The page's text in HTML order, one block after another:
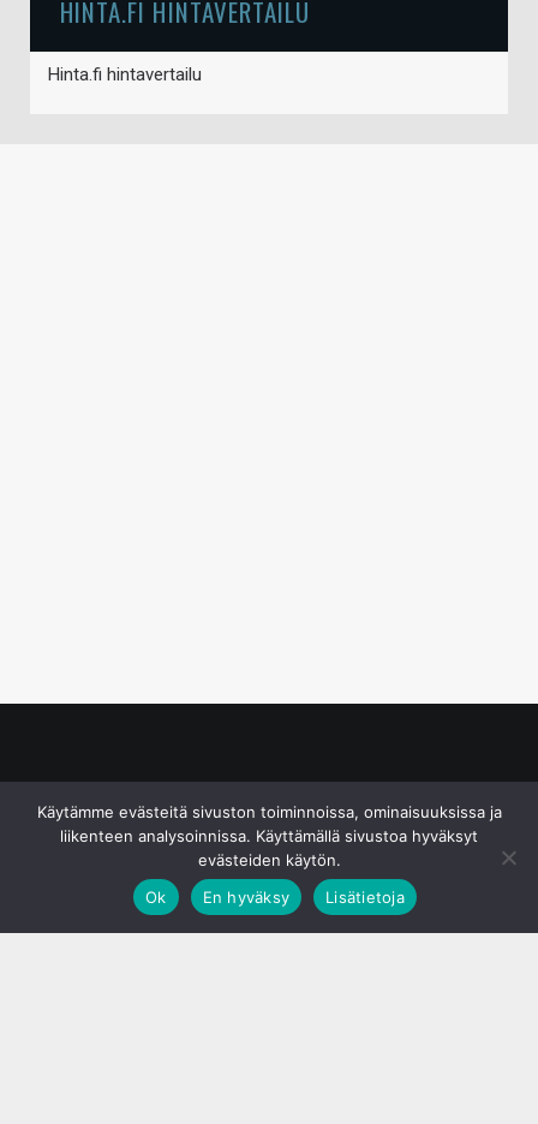
HINTA.FI HINTAVERTAILU
Hinta.fi hintavertailu
Käytämme evästeitä sivuston toiminnoissa, ominaisuuksissa ja
liikenteen analysoinnissa. Käyttämällä sivustoa hyväksyt
evästeiden käytön.
Ok
En hyväksy Lisätietoja